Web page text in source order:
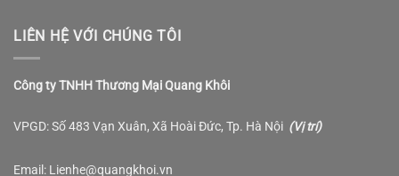
LIÊN HỆ VỚI CHÚNG TÔI
Công ty TNHH Thương Mại Quang Khôi
VPGD: Số 483 Vạn Xuân, Xã Hoài Đức, Tp. Hà Nội (Vị trí)
Email: Lienhe@quangkhoi.vn